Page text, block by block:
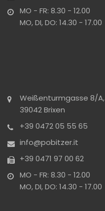
MO - FR: 8.30 - 12.00
MO, DI, DO: 14.30 - 17.00
Weißenturmgasse 8/A,
39042 Brixen
+39 0472 05 55 65
info@pobitzer.it
+39 0471 97 00 62
MO - FR: 8.30 - 12.00
MO, DI, DO: 14.30 - 17.00